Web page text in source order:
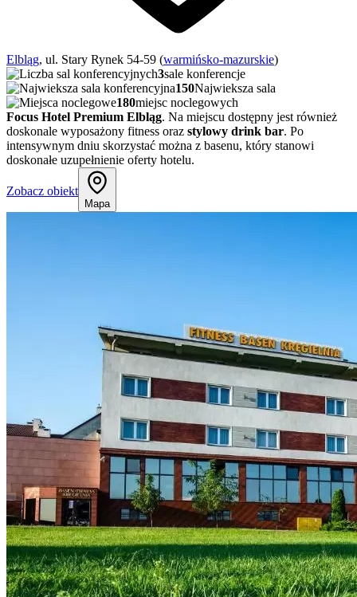
Elbląg, ul. Stary Rynek 54-59 (warmińsko-mazurskie)
3sale konferencje
150Najwieksza sala
180miejsc noclegowych
Focus Hotel Premium Elbląg. Na miejscu dostępny jest również
doskonale wyposażony fitness oraz stylowy drink bar. Po
intensywnym dniu skorzystać można z basenu, który stanowi
doskonałe uzupełnienie oferty hotelu.
Zobacz obiekt
Mapa